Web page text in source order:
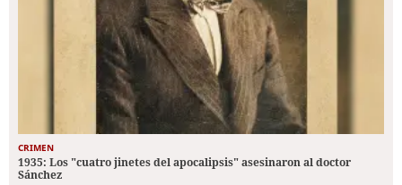
CRIMEN
1935: Los "cuatro jinetes del apocalipsis" asesinaron al doctor
Sánchez